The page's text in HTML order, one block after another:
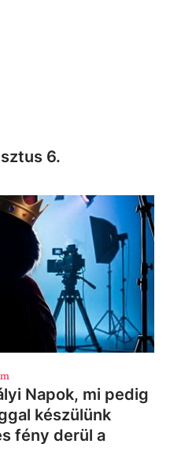
6.
Napok, mi pedig
készülünk
fény derül a